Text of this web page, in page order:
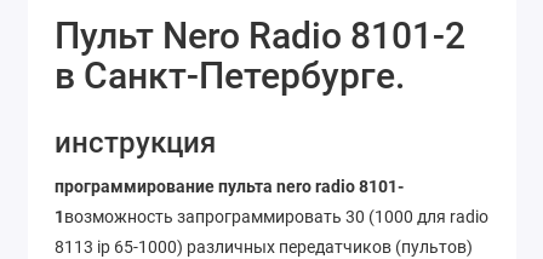
Пульт Nero Radio 8101-2
в Санкт-Петербурге.
инструкция
программирование пульта nero radio 8101-
1возможность запрограммировать 30 (1000 для radio
8113 ip 65-1000) различных передатчиков (пультов)